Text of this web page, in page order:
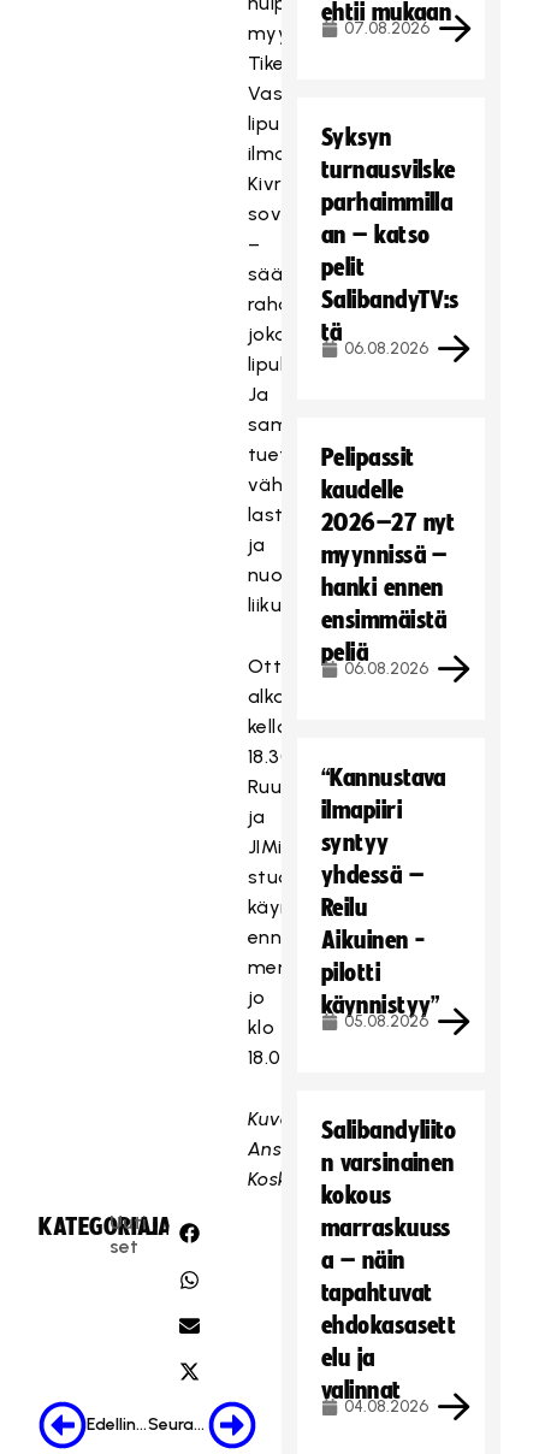
myy
Tiketti.
Vastaanota
liput
ilmaiseksi
Kivra-
sovellukseen
–
säästät
rahaa
jokaisella
lipulla.
Ja
samalla
tuet
vähävaraisten
lasten
ja
nuorten
liikuntaa.
Ottelu
alkaa
kello
18.30.
Ruudun
ja
JIMin
studiot
käynnistyvät
ennakkotunnelmien
merkeissä
jo
klo
18.00.
Kuva:
Anssi
Koskinen
KATEGORIA:
Uuti
set
JAA:
Edellinen Seuraava
ehtii mukaan
07.08.2026
Syksyn
turnausvilske
parhaimmilla
an – katso
pelit
SalibandyTV:s
tä
06.08.2026
Pelipassit
kaudelle
2026–27 nyt
myynnissä –
hanki ennen
ensimmäistä
peliä
06.08.2026
“Kannustava
ilmapiiri
syntyy
yhdessä –
Reilu
Aikuinen -
pilotti
käynnistyy”
05.08.2026
Salibandyliito
n varsinainen
kokous
marraskuuss
a – näin
tapahtuvat
ehdokasasett
elu ja
valinnat
04.08.2026